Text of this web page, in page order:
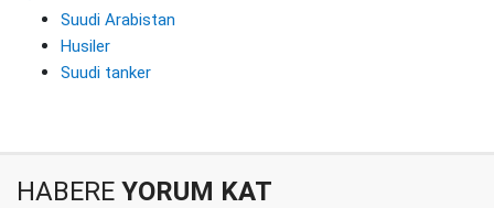
Suudi Arabistan
Husiler
Suudi tanker
HABERE YORUM KAT